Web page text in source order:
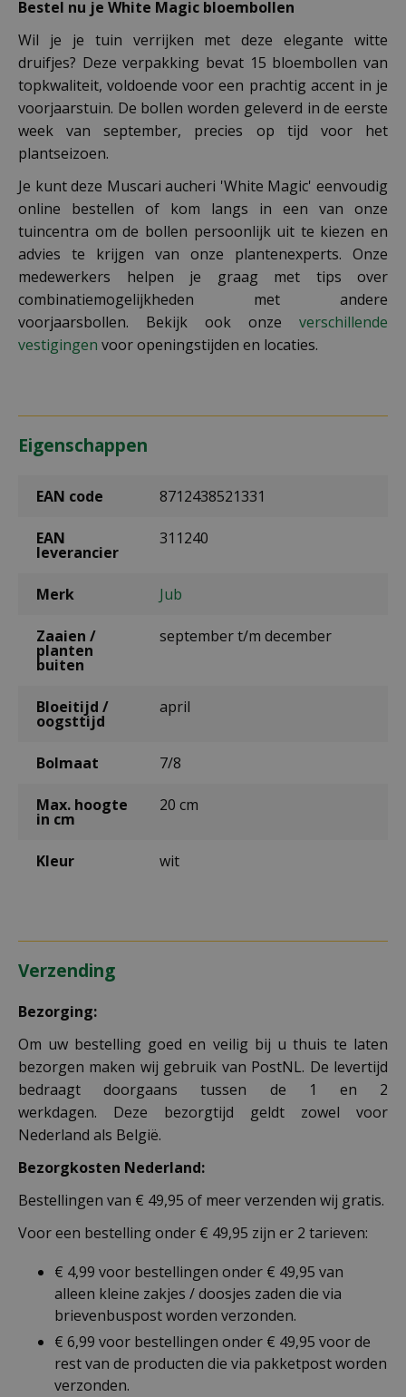
Bestel nu je White Magic bloembollen
Wil je je tuin verrijken met deze elegante witte
druifjes? Deze verpakking bevat 15 bloembollen van
topkwaliteit, voldoende voor een prachtig accent in je
voorjaarstuin. De bollen worden geleverd in de eerste
week van september, precies op tijd voor het
plantseizoen.
Je kunt deze Muscari aucheri 'White Magic' eenvoudig
online bestellen of kom langs in een van onze
tuincentra om de bollen persoonlijk uit te kiezen en
advies te krijgen van onze plantenexperts. Onze
medewerkers helpen je graag met tips over
combinatiemogelijkheden met andere
voorjaarsbollen. Bekijk ook onze verschillende
vestigingen voor openingstijden en locaties.
Eigenschappen
EAN code 8712438521331
EAN
leverancier
311240
Merk Jub
Zaaien /
planten
buiten
september t/m december
Bloeitijd /
oogsttijd
april
Bolmaat 7/8
Max. hoogte
in cm
20 cm
Kleur wit
Verzending
Bezorging:
Om uw bestelling goed en veilig bij u thuis te laten
bezorgen maken wij gebruik van PostNL. De levertijd
bedraagt doorgaans tussen de 1 en 2
werkdagen. Deze bezorgtijd geldt zowel voor
Nederland als België.
Bezorgkosten Nederland:
Bestellingen van € 49,95 of meer verzenden wij gratis.
Voor een bestelling onder € 49,95 zijn er 2 tarieven:
€ 4,99 voor bestellingen onder € 49,95 van
alleen kleine zakjes / doosjes zaden die via
brievenbuspost worden verzonden.
€ 6,99 voor bestellingen onder € 49,95 voor de
rest van de producten die via pakketpost worden
verzonden.